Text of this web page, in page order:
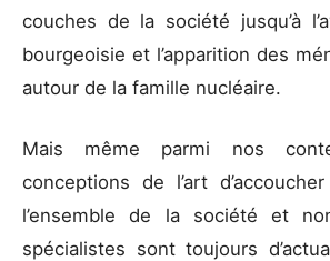
couches de la société jusqu’à
bourgeoisie et l’apparition des
autour de la famille nucléaire.
Mais même parmi nos
conceptions de l’art
l’ensemble de la société et
spécialistes sont toujours